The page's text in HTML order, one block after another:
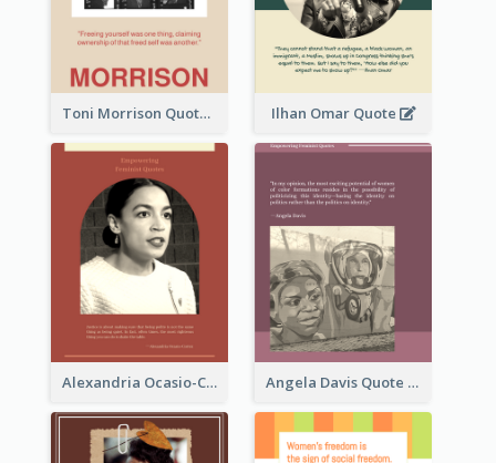
Toni Morrison Quote Ilhan Omar Quote
Alexandria Ocasio-Cortez Quote Angela Davis Quote